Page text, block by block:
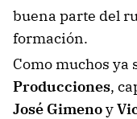
buena parte del
formación.
Como muchos ya
Producciones,
José Gimenoy